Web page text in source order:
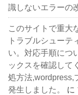
識しないエラーの
このサイトで重大
トラブルシューテ
い。対応手順につ
ックスを確認して
処方法,wordpress,
発生しました。
に